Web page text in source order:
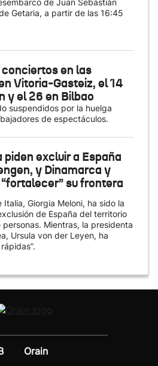
de Juan Sebastián
Getaria, a partir de las 16:45
en las
Vitoria-Gasteiz, el 14
y el 26 en Bilbao
suspendidos por la huelga
de espectáculos.
excluir a España
y Dinamarca y
su frontera
Giorgia Meloni, ha sido la
de España del territorio
Mientras, la presidenta
Ursula von der Leyen, ha
Orain